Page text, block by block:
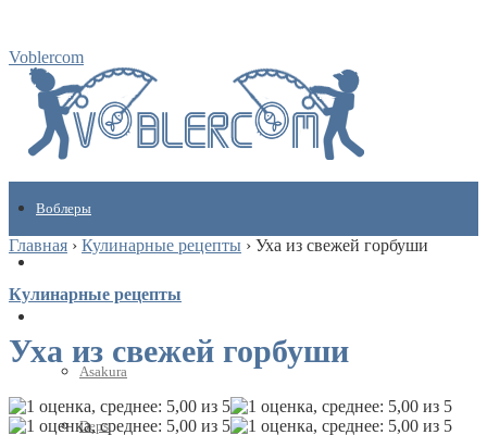
Voblercom
Воблеры
Asakura
Deps
Главная › Кулинарные рецепты › Уха из свежей горбуши
Кулинарные рецепты
Уха из свежей горбуши